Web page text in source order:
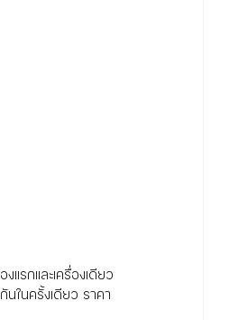
แรกและเครื่องเดียว
นในครั้งเดียว ราคา